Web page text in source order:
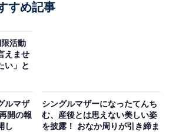
すめ記事
活動
えませ
い」と
ルマザ
開の報
し
シングルマザーになったてんち
む、産後とは思えない美しい姿
を披露！ おなか周りが引き締ま